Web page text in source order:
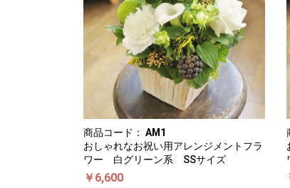
商品コード： AM1
おしゃれなお祝い用アレンジメントフラ
ワー 白グリーン系 SSサイズ
￥6,600